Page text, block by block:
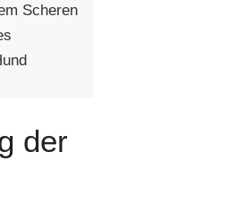
Scheren
der